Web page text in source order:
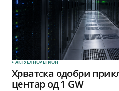
АКТУЕЛНОРЕГИОН
Хрватска одобри
центар од 1 GW